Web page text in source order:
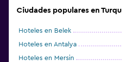
Ciudades populares en
Hoteles en Belek
Hoteles en Antalya
Hoteles en Mersin